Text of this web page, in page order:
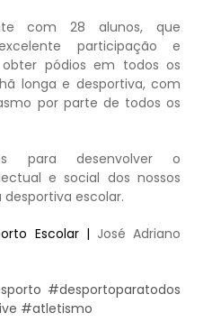
com 28 alunos, que
participação e
pódios em todos os
longa e desportiva, com
por parte de todos os
para desenvolver o
e social dos nossos
escolar.
Escolar | José Adriano
#desportoparatodos
#atletismo